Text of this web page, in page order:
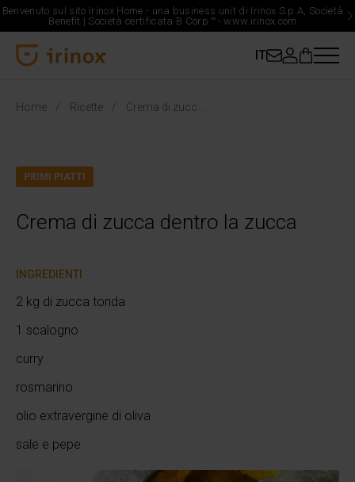
Benvenuto sul sito Irinox Home - una business unit di Irinox S.p.A, Società
Benefit | Società certificata B Corp ™-www.irinox.com
IT
Home Ricette
PRIMI PIATTI
Crema di zucca dentro la zucca
INGREDIENTI
2 kg di zucca tonda
1 scalogno
curry
rosmarino
olio extravergine di oliva
sale e pepe